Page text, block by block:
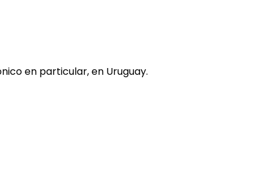
en particular, en Uruguay.